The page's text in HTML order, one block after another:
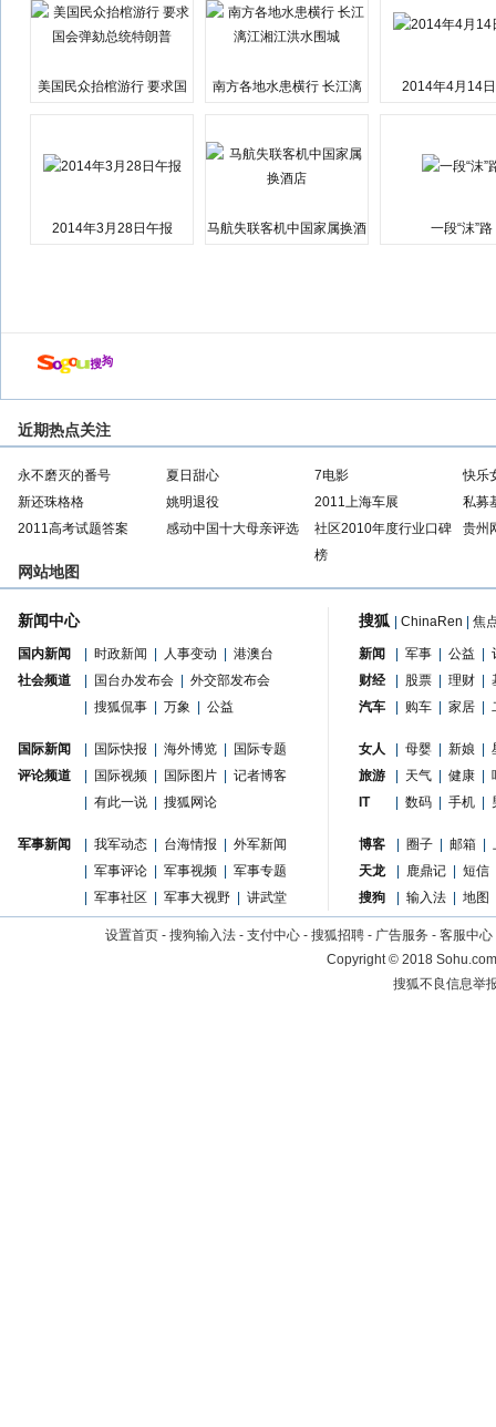
美国民众抬棺游行 要求国
南方各地水患横行 长江漓
2014年4月14
2014年3月28日午报
马航失联客机中国家属换酒
一段“沫”路
近期热点关注
永不磨灭的番号 夏日甜心 7电影
快乐
新还珠格格
姚明退役 2011上海车展
私募
2011高考试题答案
感动中国十大母亲评选
社区2010年度行业口碑
榜
贵州
网站地图
新闻中心
国内新闻 时政新闻 人事变动
港澳台
国台办发布会 外交部发布会
社会频道
搜狐侃事 万象 公益
国际新闻 国际快报 海外博览
国际专题
国际视频 国际图片 记者博客
评论频道
有此一说 搜狐网论
军事新闻 我军动态 台海情报
外军新闻
军事评论 军事视频
军事专题
军事社区 军事大视野 讲武堂
搜狐 ChinaRen 焦
新闻 军事 公益
财经
股票 理财
汽车
购车 家居
女人 母婴 新娘
旅游
天气 健康
IT
数码 手机
博客 圈子 邮箱
天龙
鹿鼎记
短信
搜狗
输入法 地图
设置首页 - 搜狗输入法 - 支付中心 - 搜狐招聘 - 广告服务 - 客服中心
Copyright©2018
搜狐不良信息举